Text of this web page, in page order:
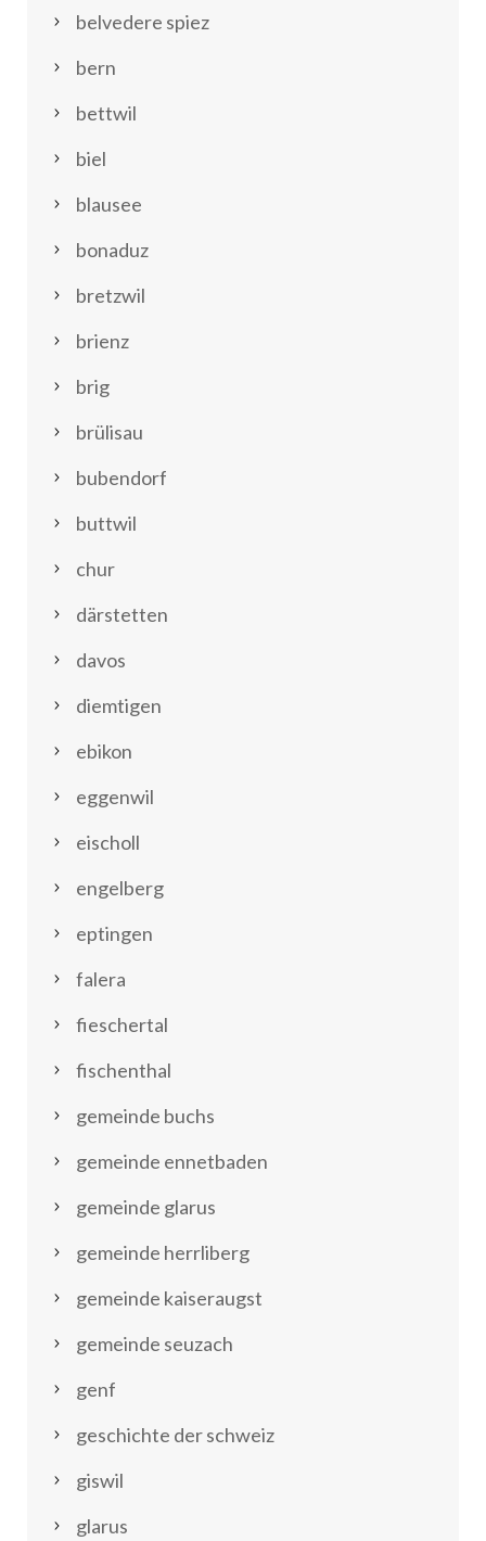
belvedere spiez
bern
bettwil
biel
blausee
bonaduz
bretzwil
brienz
brig
brülisau
bubendorf
buttwil
chur
därstetten
davos
diemtigen
ebikon
eggenwil
eischoll
engelberg
eptingen
falera
fieschertal
fischenthal
gemeinde buchs
gemeinde ennetbaden
gemeinde glarus
gemeinde herrliberg
gemeinde kaiseraugst
gemeinde seuzach
genf
geschichte der schweiz
giswil
glarus